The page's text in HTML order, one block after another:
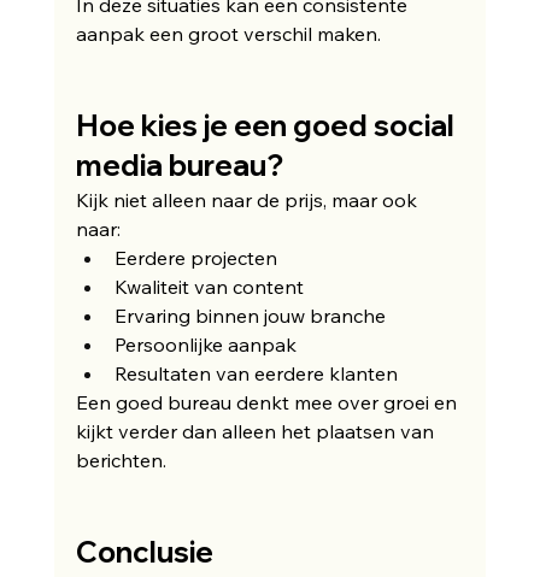
In deze situaties kan een consistente
aanpak een groot verschil maken.
Hoe kies je een goed social
media bureau?
Kijk niet alleen naar de prijs, maar ook
naar:
Eerdere projecten
Kwaliteit van content
Ervaring binnen jouw branche
Persoonlijke aanpak
Resultaten van eerdere klanten
Een goed bureau denkt mee over groei en
kijkt verder dan alleen het plaatsen van
berichten.
Conclusie